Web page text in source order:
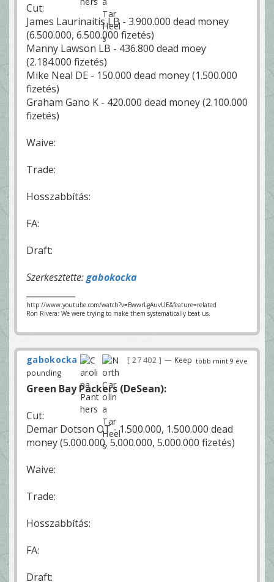
Cut:
James Laurinaitis LB - 3.900.000 dead money
(6.500.000, 6.500.000 fizetés)
Manny Lawson LB - 436.800 dead moey
(2.184.000 fizetés)
Mike Neal DE - 150.000 dead money (1.500.000
fizetés)
Graham Gano K - 420.000 dead money (2.100.000
fizetés)
Waive:
Trade:
Hosszabbítás:
FA:
Draft:
Szerkesztette:gabokocka
http://www.youtube.com/watch?v=BwwrLgAuvUE&feature=related
Ron Rivera: We were trying to make them systematically beat us.
több mint 9 éve
gabokocka 27 402
— Keep
pounding
Green Bay Packers (DeSean):
Cut:
Demar Dotson OT - 1.500.000, 1.500.000 dead
money (5.000.000, 5.000.000, 5.000.000 fizetés)
Waive:
Trade:
Hosszabbítás:
FA:
Draft: